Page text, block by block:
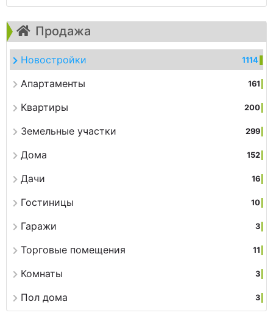
Продажа
Новостройки 1114
Апартаменты 161
Квартиры 200
Земельные участки 299
Дома 152
Дачи 16
Гостиницы 10
Гаражи 3
Торговые помещения 11
Комнаты 3
Пол дома 3